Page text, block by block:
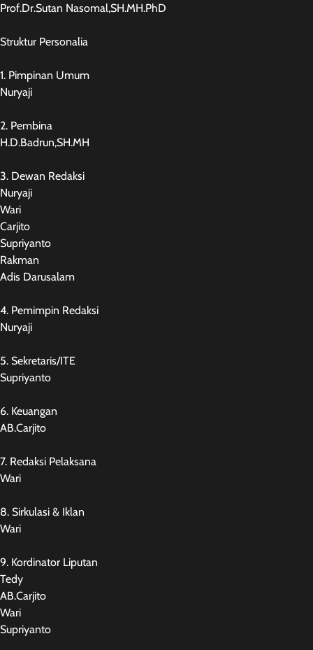
Prof.Dr.Sutan Nasomal,SH.MH.PhD
Struktur Personalia
1. Pimpinan Umum
Nuryaji
2. Pembina
H.D.Badrun,SH.MH
3. Dewan Redaksi
Nuryaji
Wari
Carjito
Supriyanto
Rakman
Adis Darusalam
4. Pemimpin Redaksi
Nuryaji
5. Sekretaris/ITE
Supriyanto
6. Keuangan
AB.Carjito
7. Redaksi Pelaksana
Wari
8. Sirkulasi & Iklan
Wari
9. Kordinator Liputan
Tedy
AB.Carjito
Wari
Supriyanto